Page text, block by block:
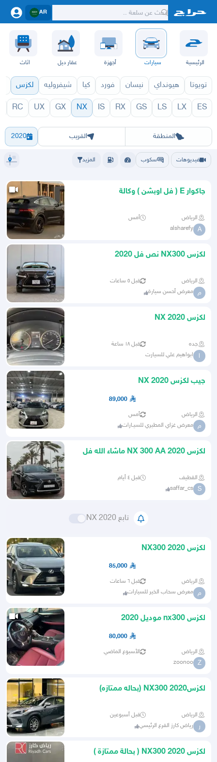
AR
الرئيسية سيارات أجهزة عقار ديل اثاث
تويوتا هيونداي نيسان فورد كيا شيفروليه لكزس
ES
LX
LS
GS
RX
IS
NX
GX
UX
RC
المنطقة
الرياض الشرقيهجده الطايف حائلأبها عسيرالباحة
القريب 2020
NX 1970
فيديوهات سكوب المزيد
جاكوار E ( فل اوبشن ) وكالة
الرياض أمس
A
alsharefy
لكزس NX300 نص فل 2020
الرياض قبل ٥ ساعات
م معرض أحسن سيارة
لكزس NX 2020
جده قبل ١٨ ساعة
ا ابواهيم علي للسيارت
جيب لكزس 2020 NX
89,000
الرياض أمس
م معرض غزاي المطيري للسيـارات
لكزس NX 300 AA 2020 ماشاء الله فل
القطيف قبل ٤ أيام
S
saffar_cs
تابع NX 2020
لكزس NX300 2020
85,000
الرياض قبل ٦ ساعات
م معرض سحاب الخير للسيارات
لكزس nx300 موديل 2020
80,000
الرياض الأسبوع الماضي
Z
zoonoo
لكزس2020 NX300 (بحاله ممتازه)
الرياض قبل أسبوعين
ر رياض كارز الفرع الرئيسي
لكزس NX300 2020 ( بحالة ممتازة )